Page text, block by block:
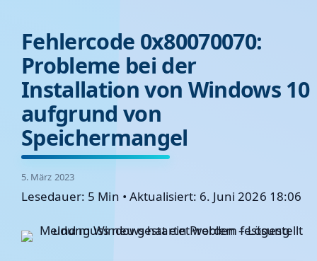
Fehlercode 0x80070070:
Probleme bei der
Installation von Windows 10
aufgrund von
Speichermangel
5. März 2023
Lesedauer: 5 Min • Aktualisiert: 6. Juni 2026 18:06